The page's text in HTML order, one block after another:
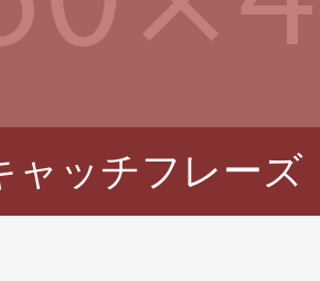
ャッチフレーズ